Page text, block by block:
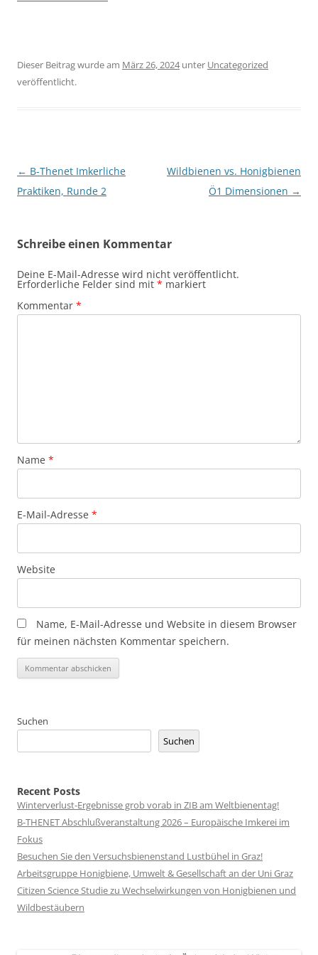
Dieser Beitrag wurde am März 26, 2024unter Uncategorized
veröffentlicht.
Beitragsnavigation
← B-Thenet Imkerliche
Praktiken, Runde 2
Wildbienen vs. Honigbienen
Ö1 Dimensionen →
Schreibe einen Kommentar
Deine E-Mail-Adresse wird nicht veröffentlicht.
Erforderliche Felder sind mit * markiert
Kommentar *
Name *
E-Mail-Adresse *
Website
Name, E-Mail-Adresse und Website in diesem Browser
für meinen nächsten Kommentar speichern.
Suchen
Suchen
Recent Posts
Winterverlust-Ergebnisse grob vorab in ZIB am Weltbienentag!
B-THENET Abschlußveranstaltung 2026 – Europäische Imkerei im
Fokus
Besuchen Sie den Versuchsbienenstand Lustbühel in Graz!
Arbeitsgruppe Honigbiene, Umwelt & Gesellschaft an der Uni Graz
Citizen Science Studie zu Wechselwirkungen von Honigbienen und
Wildbestäubern